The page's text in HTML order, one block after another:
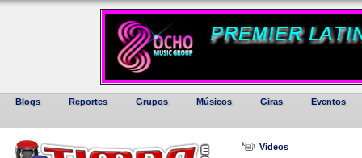
Blogs Reportes Grupos Músicos Giras Eventos
Videos